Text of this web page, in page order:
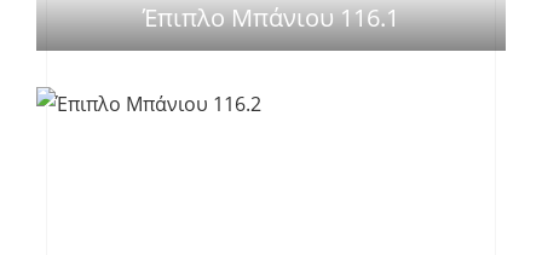
Έπιπλο Μπάνιου 116.1